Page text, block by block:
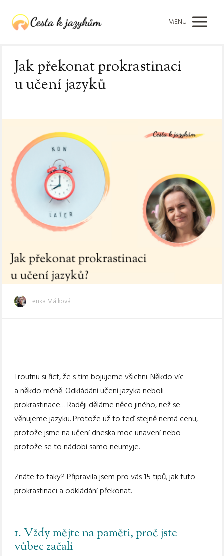
MENU
Jak překonat prokrastinaci
u učení jazyků
Lenka Málková
Troufnu si říct, že s tím bojujeme všichni. Někdo víc
a někdo méně. Odkládání učení jazyka neboli
prokrastinace… Raději děláme něco jiného, než se
věnujeme jazyku. Protože už to teď stejně nemá cenu,
protože jsme na učení dneska moc unavení nebo
protože se to nádobí samo neumyje.
Znáte to taky? Připravila jsem pro vás 15 tipů, jak tuto
prokrastinaci a odkládání překonat.
1. Vždy mějte na paměti, proč jste
vůbec začali